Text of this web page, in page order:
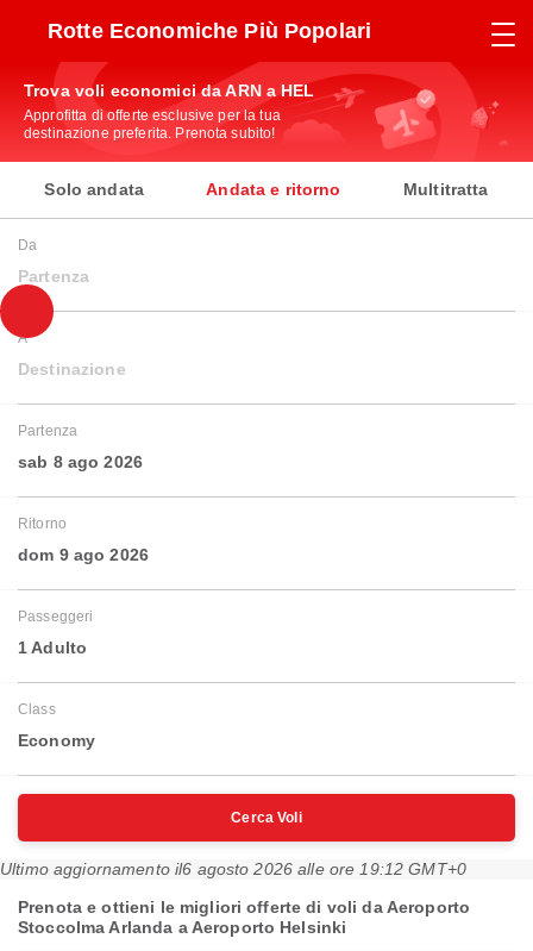
Rotte Economiche Più Popolari
Trova voli economici da ARN a HEL
Approfitta di offerte esclusive per la tua
destinazione preferita. Prenota subito!
Solo andata Andata e ritorno Multitratta
Da
Partenza
A
Destinazione
Partenza
sab 8 ago 2026
Ritorno
dom 9 ago 2026
Passeggeri
1 Adulto
Class
Economy
Cerca Voli
Ultimo aggiornamento il6 agosto 2026 alle ore 19:12 GMT+0
Prenota e ottieni le migliori offerte di voli da Aeroporto
Stoccolma Arlanda a Aeroporto Helsinki